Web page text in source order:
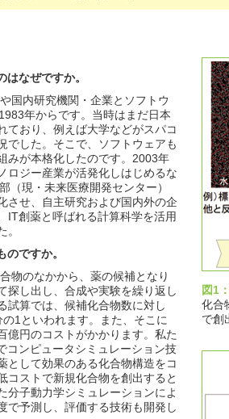
図1：
化合
で創
なぜですか。
国内研究機関・企業とソフトウ
年からです。当時はまだ日本
ており、例えば大学などがスパコ
でした。そこで、ソフトウェアも
みが本格化したのです。2003年
ロジー産業が活発化しはじめるな
（現・未来医療開発センター）
させ、自主研究および国内外の企
IT創薬と呼ばれる計算科学を活用
ですか。
物のなかから、薬の候補となり
探し出し、合成や実験を繰り返し
試算では、候補化合物数に対し
1といわれます。また、そこに
億円のコストがかかります。私た
コンピュータシミュレーション技
として効果のある化合物構造をコ
コストで新規化合物を創出すると
分子動力学シミュレーションによ
で予測し、評価する技術も開発し